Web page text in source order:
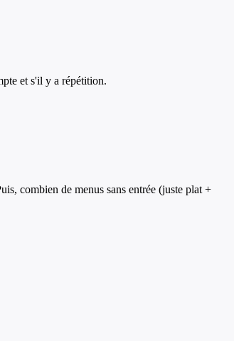
et s'il y a répétition.
combien de menus sans entrée (juste plat +